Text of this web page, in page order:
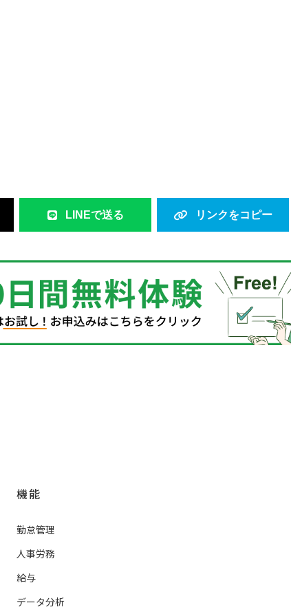
LINEで送る リンクをコピー
機能
勤怠管理
人事労務
給与
データ分析